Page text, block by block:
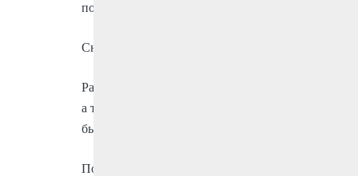
помещение для хранения вещей, что
Снаружи частная терраса приглашает вас
Расположение не имеет себе равных, все
а также необходимые удобства, такие как
быстрый поход по магазинам, этот район вам
Поскольку эта квартира была сдана в